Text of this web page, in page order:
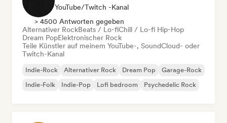
YouTube/Twitch -Kanal
> 4500 Antworten gegeben
Alternativer RockBeats / Lo-fiChill / Lo-fi Hip-Hop
Dream PopElektronischer Rock
Teile Künstler auf meinem YouTube-, SoundCloud- oder
Twitch-Kanal
Indie-Rock Alternativer Rock Dream Pop
Garage-Rock
Indie-Folk
Indie-Pop Lofi bedroom Psychedelic Rock